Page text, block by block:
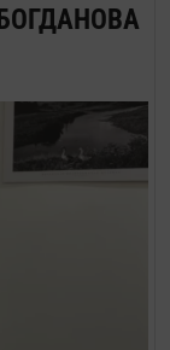
БОГДАНОВА